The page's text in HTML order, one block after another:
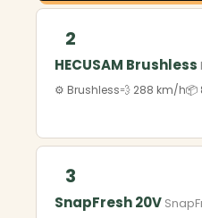
2
HECUSAM Brushless
⚙️ Brushless💨 288 km/h📦
3
SnapFresh 20V